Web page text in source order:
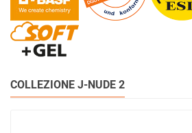
COLLEZIONE J-NUDE 2